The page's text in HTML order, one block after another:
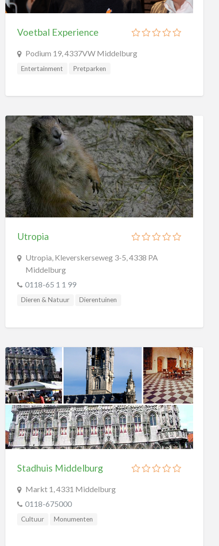
Bowling
Lasergame
Paintball
Schaatsbanen
Skate & Skeeler
Skihallen
Watersport
Zwembaden
Steden
Winkelen
Voetbal Experience
Podium 19, 4337VW Middelburg
Entertainment Pretparken
Utropia
Utropia, Kleverskerseweg 3-5, 4338 PA
Middelburg
0118-65 1 1 99
Dieren & Natuur Dierentuinen
Stadhuis Middelburg
Markt 1, 4331 Middelburg
0118-675000
Cultuur Monumenten